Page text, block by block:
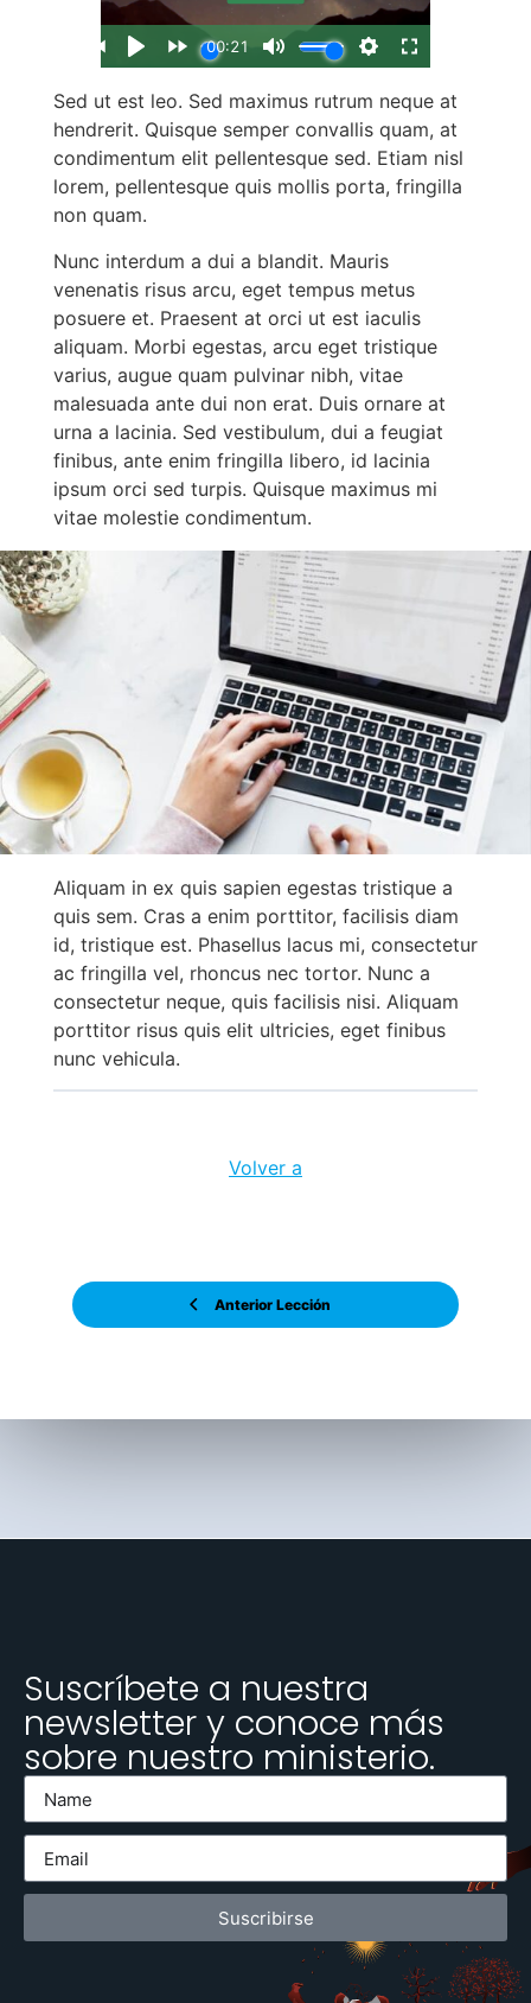
Sed ut est leo. Sed maximus rutrum neque at
hendrerit. Quisque semper convallis quam, at
condimentum elit pellentesque sed. Etiam nisl
lorem, pellentesque quis mollis porta, fringilla
non quam.
Nunc interdum a dui a blandit. Mauris
venenatis risus arcu, eget tempus metus
posuere et. Praesent at orci ut est iaculis
aliquam. Morbi egestas, arcu eget tristique
varius, augue quam pulvinar nibh, vitae
malesuada ante dui non erat. Duis ornare at
urna a lacinia. Sed vestibulum, dui a feugiat
finibus, ante enim fringilla libero, id lacinia
ipsum orci sed turpis. Quisque maximus mi
vitae molestie condimentum.
Aliquam in ex quis sapien egestas tristique a
quis sem. Cras a enim porttitor, facilisis diam
id, tristique est. Phasellus lacus mi, consectetur
ac fringilla vel, rhoncus nec tortor. Nunc a
consectetur neque, quis facilisis nisi. Aliquam
porttitor risus quis elit ultricies, eget finibus
nunc vehicula.
Anterior Lección
Volver a
Suscríbete a nuestra
newsletter y conoce más
sobre nuestro ministerio.
Suscribirse